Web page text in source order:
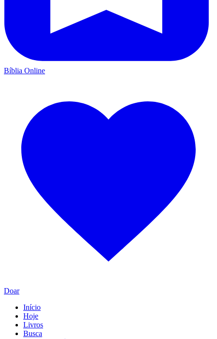
Bíblia Online
Doar
Início
Hoje
Livros
Busca